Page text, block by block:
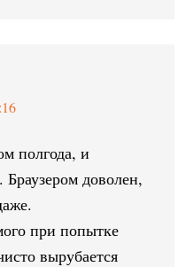
полгода, и
доволен,
при попытке
вырубается